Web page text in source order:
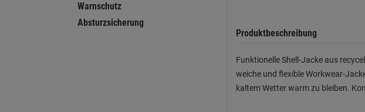
Warnschutz
Absturzsicherung
Produktbeschreibung
Funktionelle Shell-Jacke aus
weiche und flexible Workwear-
kaltem Wetter warm zu bleiben.